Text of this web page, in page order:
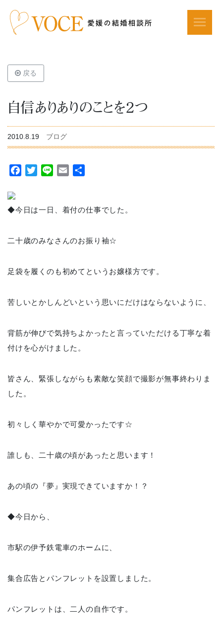
戻る
自信ありありのことを２つ
2010.8.19 ブログ
Facebook
TwitterLine Email
◆今日は一日、着付の仕事でした。
二十歳のみなさんのお振り袖☆
足袋を履くのも初めてというお嬢様方です。
苦しいとかしんどいという思いにだけはならないように、
背筋が伸びで気持ちよかったと言っていただける丁寧な着
付けを心がけました。
皆さん、緊張しながらも素敵な笑顔で撮影が無事終わりま
した。
初々しく華やかで可愛かったです☆
誰しも、二十歳の頃があったと思います！
あの頃の『夢』実現できていますか！？
◆今日から、
市駅の伊予鉄電車のホームに、
集合広告とパンフレットを設置しました。
パンフレットは、二人の自作です。